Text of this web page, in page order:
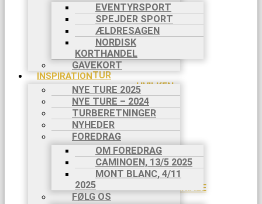
EVENTYRSPORT
SPEJDER SPORT
ÆLDRESAGEN
NORDISK
KORTHANDEL
GAVEKORT
INSPIRATION
NYE TURE 2025
NYE TURE – 2024
TURBERETNINGER
NYHEDER
FOREDRAG
OM FOREDRAG
CAMINOEN, 13/5 2025
MONT BLANC, 4/11
2025
FØLG OS
MED ÆSEL
VANDRING
I DANMARK
SVÆRHEDSGRADER
DIN BOOKING
INDIVIDUEL
TUR
HVILKEN
TUR?
DIN
REJSE TIL
TURSTART
BETALING
I 2
RATER
DIT
AFREJSEMATERIALE